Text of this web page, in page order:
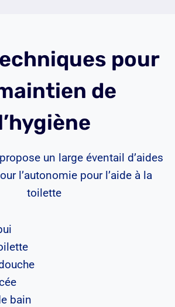
pour
de
un large éventail d’aides
l’autonomie pour l’aide à la
toilette
bain